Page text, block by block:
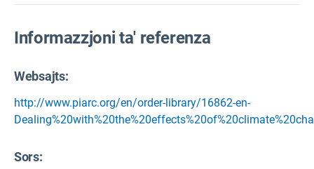
Informazzjoni ta' referenza
Websajts:
http://www.piarc.org/en/order-library/16862-en-
Sors: